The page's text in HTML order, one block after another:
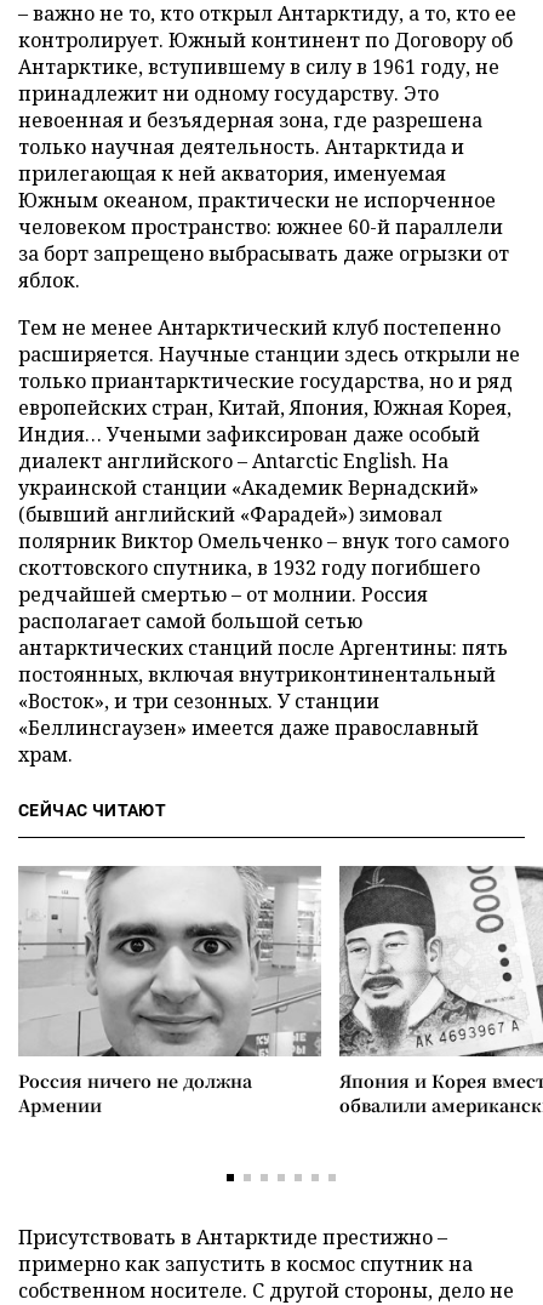
– важно не то, кто открыл Антарктиду, а то, кто ее
контролирует. Южный континент по Договору об
Антарктике, вступившему в силу в 1961 году, не
принадлежит ни одному государству. Это
невоенная и безъядерная зона, где разрешена
только научная деятельность. Антарктида и
прилегающая к ней акватория, именуемая
Южным океаном, практически не испорченное
человеком пространство: южнее 60-й параллели
за борт запрещено выбрасывать даже огрызки от
яблок.
Тем не менее Антарктический клуб постепенно
расширяется. Научные станции здесь открыли не
только приантарктические государства, но и ряд
европейских стран, Китай, Япония, Южная Корея,
Индия… Учеными зафиксирован даже особый
диалект английского – Antarctic English. На
украинской станции «Академик Вернадский»
(бывший английский «Фарадей») зимовал
полярник Виктор Омельченко – внук того самого
скоттовского спутника, в 1932 году погибшего
редчайшей смертью – от молнии. Россия
располагает самой большой сетью
антарктических станций после Аргентины: пять
постоянных, включая внутриконтинентальный
«Восток», и три сезонных. У станции
«Беллинсгаузен» имеется даже православный
храм.
СЕЙЧАС ЧИТАЮТ
Россия ничего не должна
Армении
Япония и Корея
обвалили
Присутствовать в Антарктиде престижно –
примерно как запустить в космос спутник на
собственном носителе. С другой стороны, дело не